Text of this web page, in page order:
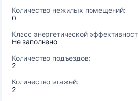
Количество нежилых помещений:
0
Класс энергетической
Не заполнено
Количество подъездов:
2
Количество этажей:
2